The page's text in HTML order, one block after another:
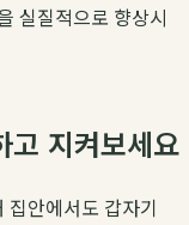
실질적으로 향상시
고 지켜보세요
집안에서도 갑자기